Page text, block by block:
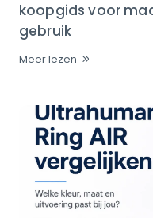
koopgids voor
gebruik
Meer lezen